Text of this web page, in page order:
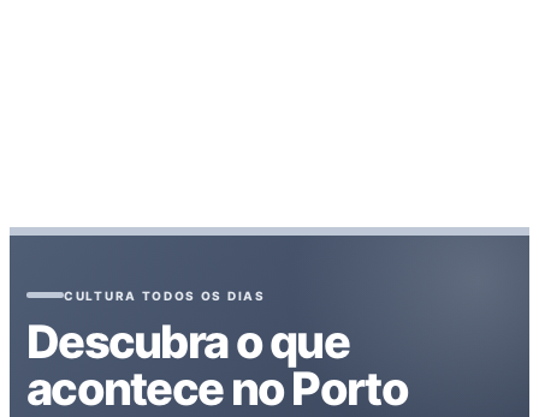
CULTURA TODOS OS DIAS
Descubra o que
acontece no Porto